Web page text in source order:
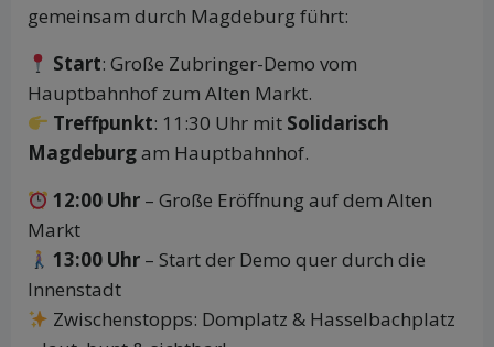
gemeinsam durch Magdeburg führt:
Start: Große Zubringer-Demo vom
Hauptbahnhof zum Alten Markt.
Treffpunkt: 11:30 Uhr mit Solidarisch
Magdeburgam Hauptbahnhof.
12:00 Uhr – Große Eröffnung auf dem Alten
Markt
13:00 Uhr – Start der Demo quer durch die
Innenstadt
Zwischenstopps: Domplatz & Hasselbachplatz